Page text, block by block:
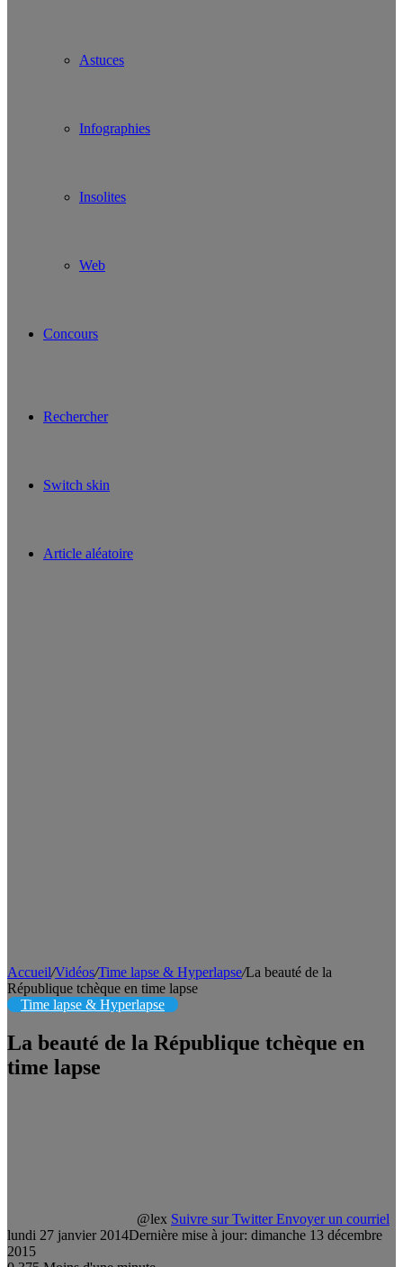
Astuces
Infographies
Insolites
Web
Concours
Rechercher
Switch skin
Article aléatoire
Accueil/Vidéos/Time lapse & Hyperlapse/La beauté de la
République tchèque en time lapse
Time lapse & Hyperlapse
La beauté de la République tchèque en
time lapse
@lex Suivre sur Twitter Envoyer un courriel
lundi 27 janvier 2014Dernière mise à jour: dimanche 13 décembre
2015